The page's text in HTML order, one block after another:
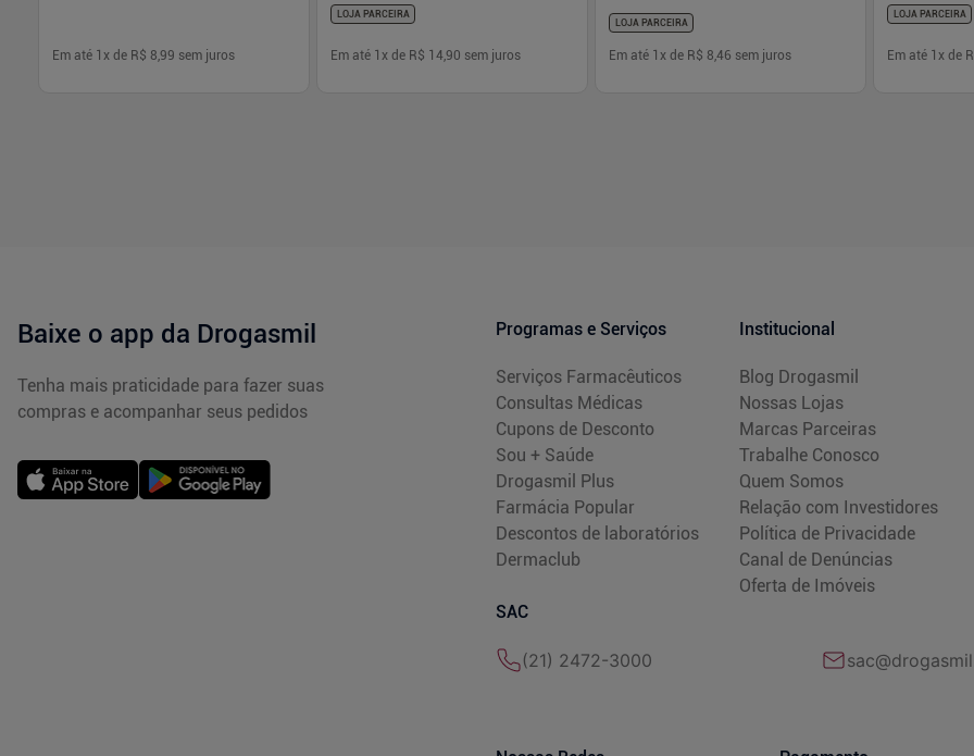
Em até 1 x de R$ 8,99 sem juros
LOJA PARCEIRA
Em até 1 x de R$ 14,90 sem juros
LOJA PARCEIRA
Em até 1 x de R$ 8,46 sem juros
LOJA PARCEIRA
Em até 1 x de
Baixe o app da Drogasmil
Tenha mais praticidade para fazer suas
compras e acompanhar seus pedidos
Programas e Serviços
Serviços Farmacêuticos
Consultas Médicas
Cupons de Desconto
Sou + Saúde
Drogasmil Plus
Farmácia Popular
Descontos de laboratórios
Dermaclub
Institucional
Blog Drogasmil
Nossas Lojas
Marcas Parceiras
Trabalhe Conosco
Quem Somos
Relação com Investidores
Política de Privacidade
Canal de Denúncias
Oferta de Imóveis
SAC
(21) 2472-3000